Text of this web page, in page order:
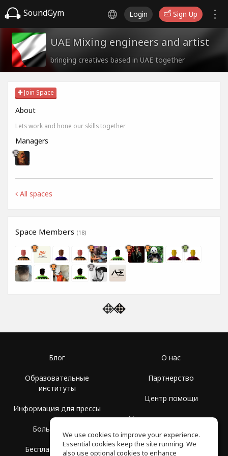
SoundGym Login Sign Up
UAE Mixing engineers and artist
bringing creatives based in UAE together
Join Space
About
Lets work and hone our skills together
Managers
All spaces
Space Members (18)
Блог
Образовательные
институты
Информация для прессы
Больше Групп
Бесплатная школа
О нас
Партнерство
Центр помощи
Условия использования
Политика
конфиденциальности
We use cookies to improve your experience.
Essential cookies keep the site running. We
also use optional cookies to enhance